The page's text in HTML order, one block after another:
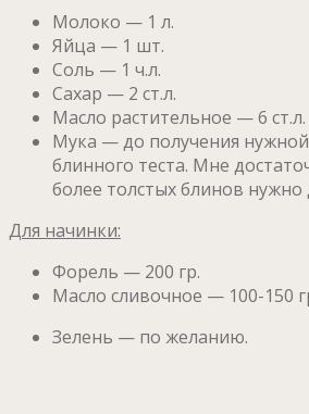
Молоко — 1 л.
Яйца — 1 шт.
Соль — 1 ч.л.
Сахар — 2 ст.л.
Масло растительное — 6 ст.л.
Мука — до получения
блинного теста. Мне
более толстых блинов нужно
Для начинки:
Форель — 200 гр.
Масло сливочное — 100-150
Зелень — по желанию.